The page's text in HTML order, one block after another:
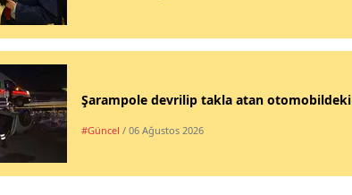
Şarampole devrilip takla atan otomobildeki
#Güncel / 06 Ağustos 2026